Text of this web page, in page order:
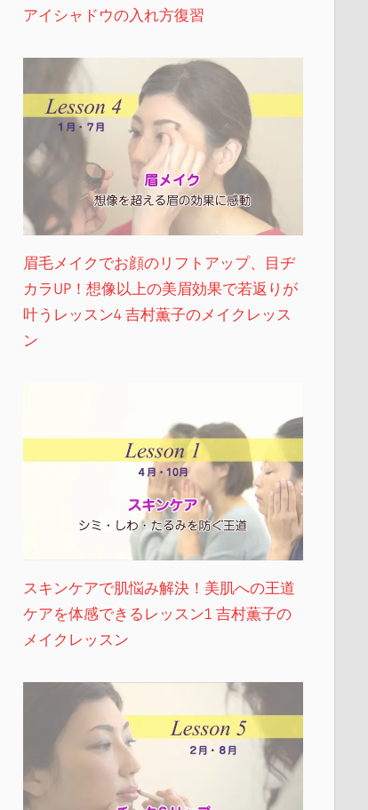
アイシャドウの入れ方復習
眉毛メイクでお顔のリフトアップ、目ヂ
カラUP！想像以上の美眉効果で若返りが
叶うレッスン4 吉村薫子のメイクレッス
ン
スキンケアで肌悩み解決！美肌への王道
ケアを体感できるレッスン1 吉村薫子の
メイクレッスン